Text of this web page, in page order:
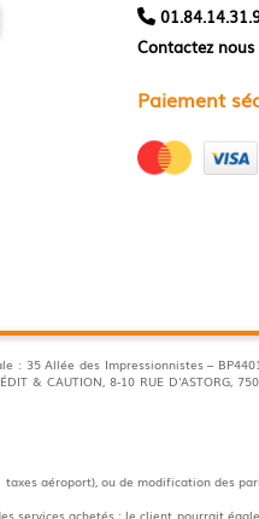
Contactez
Paiement
: 35 Allée des Impressionnistes –
& CAUTION, 8-10 RUE D'ASTORG,
aéroport), ou de modification des
services achetés ; le client pourrait